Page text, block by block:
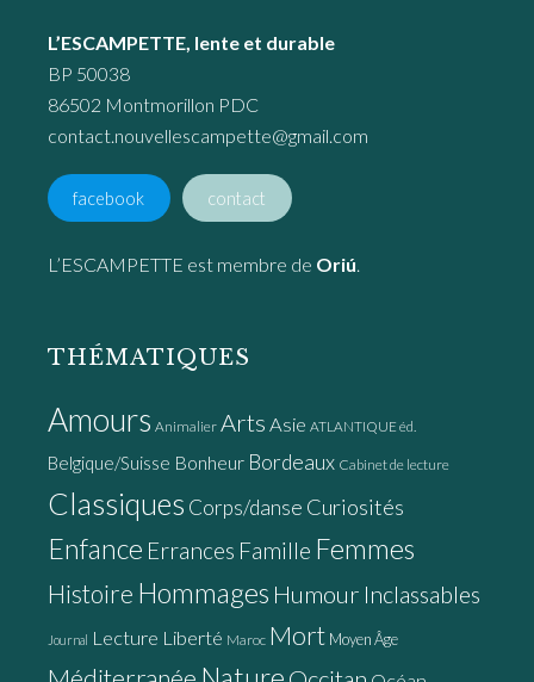
L’ESCAMPETTE, lente et durable
BP 50038
86502 Montmorillon PDC
contact.nouvellescampette@gmail.com
facebook contact
L’ESCAMPETTE est membre de Oriú
THÉMATIQUES
Amours Animalier Arts Asie ATLANTIQUE éd.
Belgique/Suisse Bonheur Bordeaux Cabinet de lecture
Classiques Corps/danse Curiosités
Enfance Errances Famille Femmes
Histoire Hommages Humour Inclassables
Journal Lecture Liberté Maroc Mort Moyen Âge